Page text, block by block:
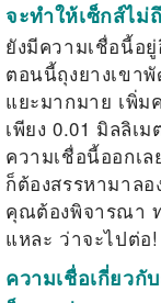
จะทำให้เซ็กส์ไม่
ยังมีความเชื่อนี้อ
ตอนนี้ถุงยางเขา
แยะมากมาย เพิ่ม
เพียง 0.01 มิลลิเ
ความเชื่อนี้ออกเ
ก็ต้องสรรหามาล
คุณต้องพิจารณา
แหละ ว่าจะไปต่อ
ความเชื่อเกี่ยวกั